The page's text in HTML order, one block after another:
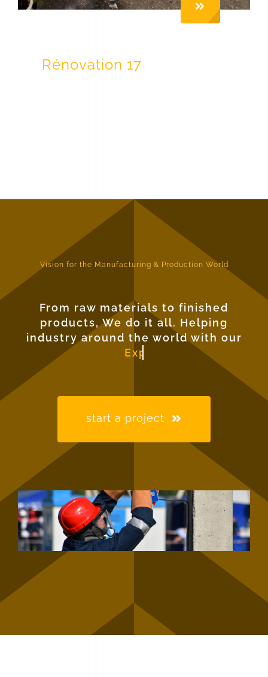
Rénovation 17
Vision for the Manufacturing & Production World
From raw materials to finished
products, We do it all. Helping
industry around the world with our
start a project